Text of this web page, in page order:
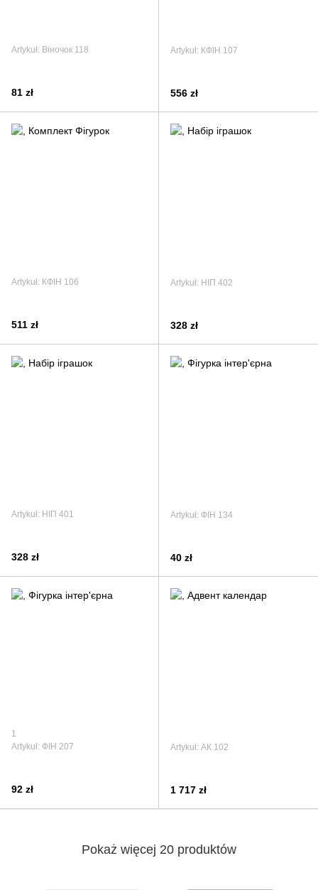
Artykuł: Віночок 118
81 zł
Artykuł: КФІН 107
556 zł
Artykuł: КФІН 106
511 zł
Artykuł: НІП 402
328 zł
Artykuł: НІП 401
328 zł
Artykuł: ФІН 134
40 zł
1
Artykuł: ФІН 207
92 zł
Artykuł: АК 102
1 717 zł
Pokaż więcej 20 produktów